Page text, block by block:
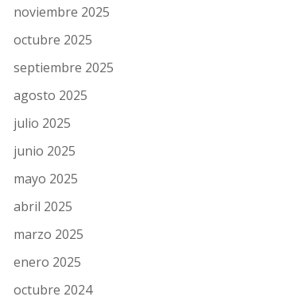
noviembre 2025
octubre 2025
septiembre 2025
agosto 2025
julio 2025
junio 2025
mayo 2025
abril 2025
marzo 2025
enero 2025
octubre 2024